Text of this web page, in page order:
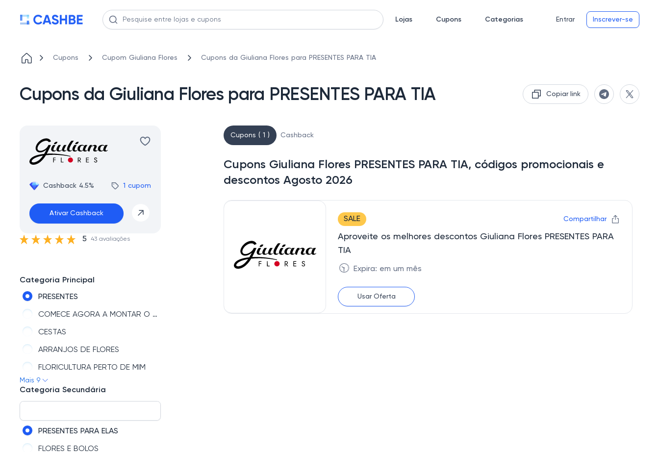
Lojas Cupons Categorias Entrar Inscrever-se
Cupons Cupom Giuliana Flores Cupons da Giuliana Flores para PRESENTES PARA TIA
Cupons da Giuliana Flores para PRESENTES PARA TIA Copiar link
Cashback 4.5% 1 cupom
Ativar Cashback
5 43 avaliações
Categoria Principal
PRESENTES
COMECE AGORA A MONTAR O SEU PRESENTE
CESTAS
ARRANJOS DE FLORES
FLORICULTURA PERTO DE MIM
BUQUÊ DE FLORES
TIPOS DE FLORES
GIOVANNA BABY
Mais 9
Categoria Secundária
PRESENTES PARA ELAS
FLORES E BOLOS
Cupons ( 1 ) Cashback
Cupons Giuliana Flores PRESENTES PARA TIA, códigos promocionais e
descontos Agosto 2026
SALE Compartilhar
Aproveite os melhores descontos Giuliana Flores PRESENTES PARA
TIA
🕥 Expira: em um mês
Usar Oferta